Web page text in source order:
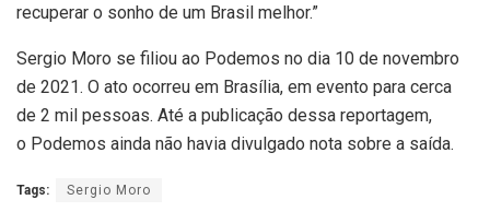
recuperar o sonho de um Brasil melhor.”
Sergio Moro se filiou ao Podemos no dia 10 de novembro
de 2021. O ato ocorreu em Brasília, em evento para cerca
de 2 mil pessoas. Até a publicação dessa reportagem,
o Podemos ainda não havia divulgado nota sobre a saída.
Tags: Sergio Moro